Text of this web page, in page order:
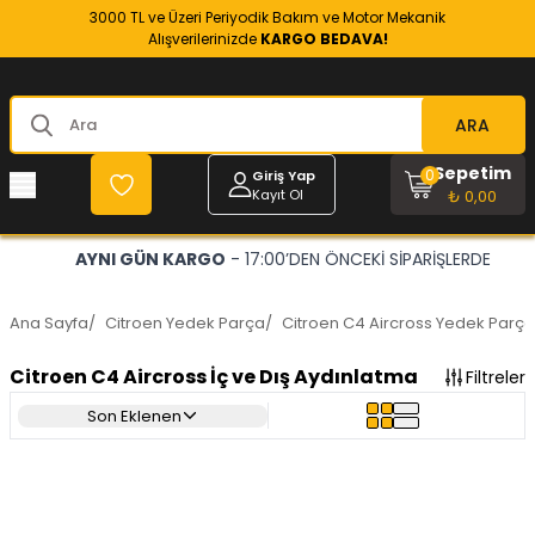
3000 TL ve Üzeri Periyodik Bakım ve Motor Mekanik
Alışverilerinizde KARGO BEDAVA!
ARA
Giriş Yap
Kayıt Ol
Sepetim
₺ 0,00
0
AYNI GÜN KARGO - 17:00’DEN ÖNCEKİ SİPARİŞLERDE
Ana Sayfa/ Citroen Yedek Parça/ Citroen C4 Aircross Yedek Parça
Citroen C4 Aircross İç ve Dış Aydınlatma Filtreler
Son Eklenen